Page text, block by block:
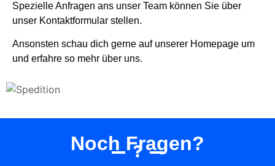
Spezielle Anfragen ans unser Team können Sie über
unser Kontaktformular stellen.
Ansonsten schau dich gerne auf unserer Homepage um
und erfahre so mehr über uns.
Noch Fragen?